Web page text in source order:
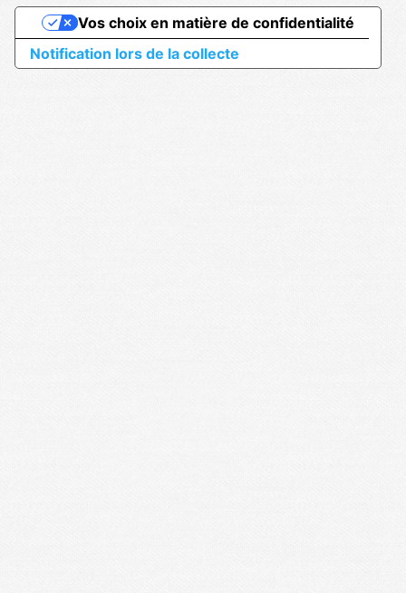
Notification lors de la collecte
Vos choix en matière de confidentialité